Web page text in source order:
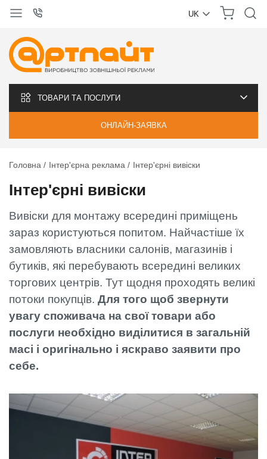
UK
ТОВАРИ ТА ПОСЛУГИ
ОНЛАЙН-ЗАЯВКА
Головна Інтер'єрна реклама Інтер'єрні вивіски
Інтер'єрні вивіски
Вивіски для монтажу всередині приміщень
зараз користуються попитом. Найчастіше їх
замовляють власники салонів, магазинів і
бутиків, які перебувають всередині великих
торгових центрів. Тут щодня проходять великі
потоки покупців. Для того щоб звернути
увагу споживача на свої товари або
послуги необхідно виділитися в загальній
масі і оригінально і яскраво заявити про
себе.